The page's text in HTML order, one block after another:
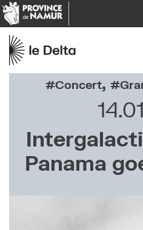
Concert,
Panama